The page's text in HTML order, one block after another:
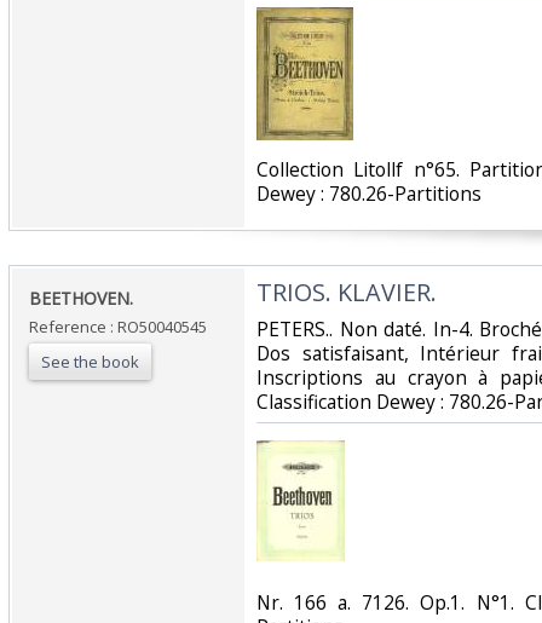
‎Collection Litollf n°65.
Dewey : 780.26-Partitions‎
‎BEETHOVEN.‎
Reference : RO50040545
See the book
‎TRIOS. KLAVIER.‎
‎PETERS.. Non daté. In-4.
Dos satisfaisant, Intérieur
Inscriptions au crayon à
Classification Dewey : 780.26-
‎Nr. 166 a. 7126. Op.1. N°1.